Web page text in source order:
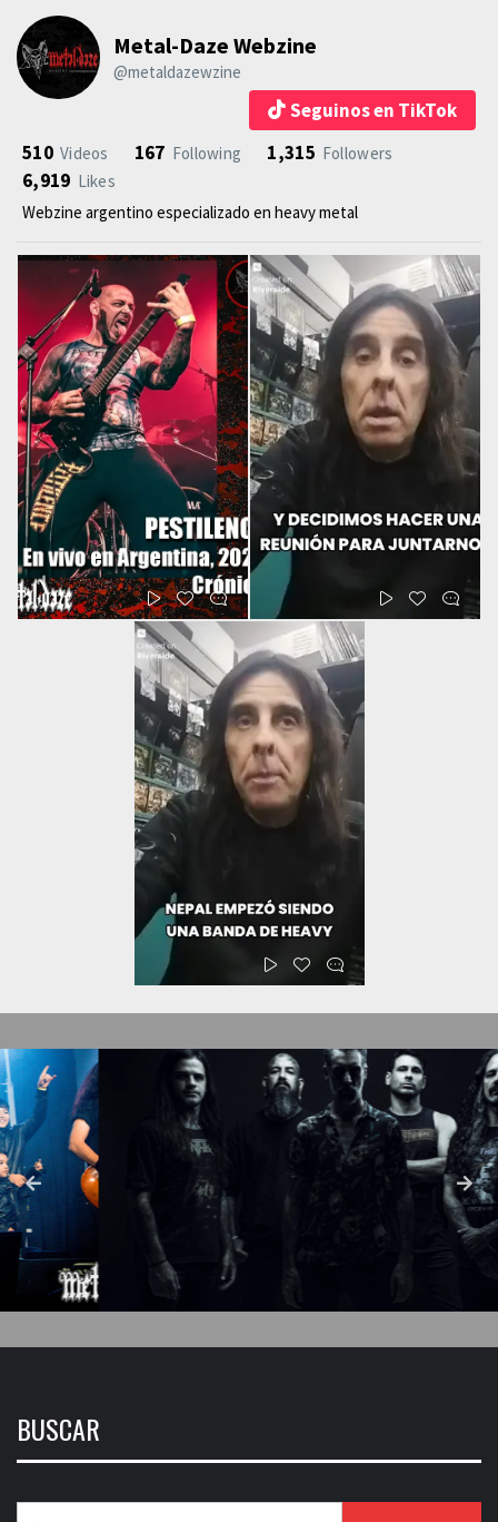
Metal-Daze Webzine
@metaldazewzine
Seguinos en TikTok
510 Videos 167 Following 1,315 Followers
6,919 Likes
Webzine argentino especializado en heavy metal
BUSCAR